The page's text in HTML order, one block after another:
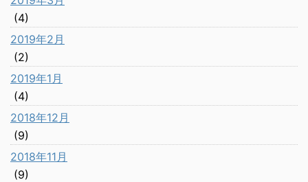
(4)
2019年2月
(2)
2019年1月
(4)
2018年12月
(9)
2018年11月
(9)